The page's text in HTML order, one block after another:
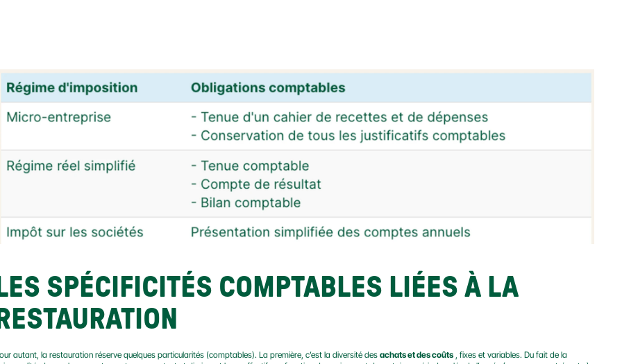
LES SPÉCIFICITÉS COMPTABLES LIÉES À LA
RESTAURATION
autant, la restauration réserve quelques particularités (comptables). La première, c’est la diversité des achats et des coûts , fixes et variables. Du fait de la